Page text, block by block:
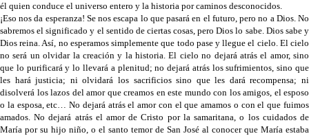
él quien conduce el universo entero y la historia por caminos desconocidos.
¡Eso nos da esperanza! Se nos escapa lo que pasará en el futuro, pero no a Dios. No
sabremos el significado y el sentido de ciertas cosas, pero Dios lo sabe. Dios sabe y
Dios reina. Así, no esperamos simplemente que todo pase y llegue el cielo. El cielo
no será un olvidar la creación y la historia. El cielo no dejará atrás el amor, sino
que lo purificará y lo llevará a plenitud; no dejará atrás los sufrimientos, sino que
les hará justicia; ni olvidará los sacrificios sino que les dará recompensa; ni
disolverá los lazos del amor que creamos en este mundo con los amigos, el esposo
o la esposa, etc… No dejará atrás el amor con el que amamos o con el que fuimos
amados. No dejará atrás el amor de Cristo por la samaritana, o los cuidados de
María por su hijo niño, o el santo temor de San José al conocer que María estaba